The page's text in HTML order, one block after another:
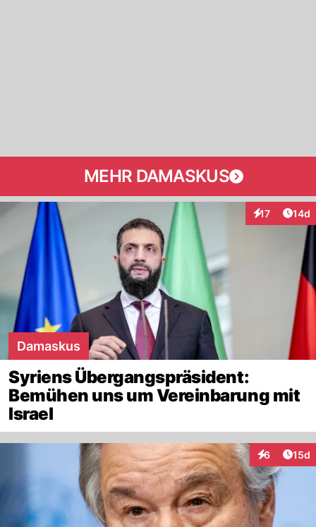
MEHR DAMASKUS
17
Interaktionen
14d
Damaskus
Syriens Übergangspräsident:
Bemühen uns um Vereinbarung mit
Israel
6
Interaktionen
15d